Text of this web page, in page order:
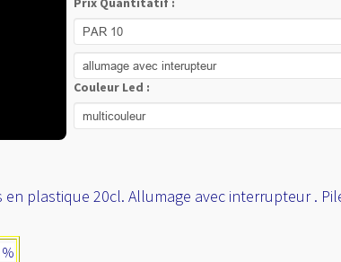
Couleur Led :
plastique 20cl. Allumage avec interrupteur .